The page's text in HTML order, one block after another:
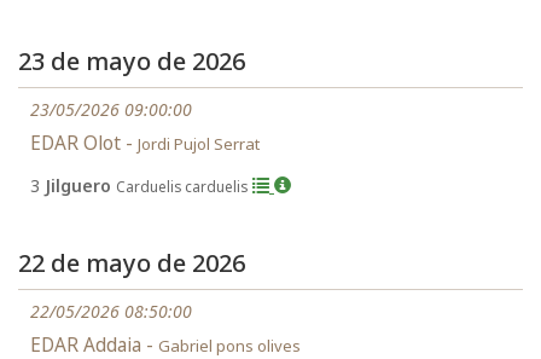
23 de mayo de 2026
23/05/2026 09:00:00
EDAR Olot - Jordi Pujol Serrat
3 Jilguero Carduelis carduelis
22 de mayo de 2026
22/05/2026 08:50:00
EDAR Addaia - Gabriel pons olives